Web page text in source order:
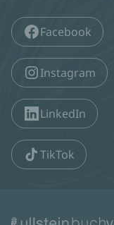
Facebook
Instagram
LinkedIn
TikTok